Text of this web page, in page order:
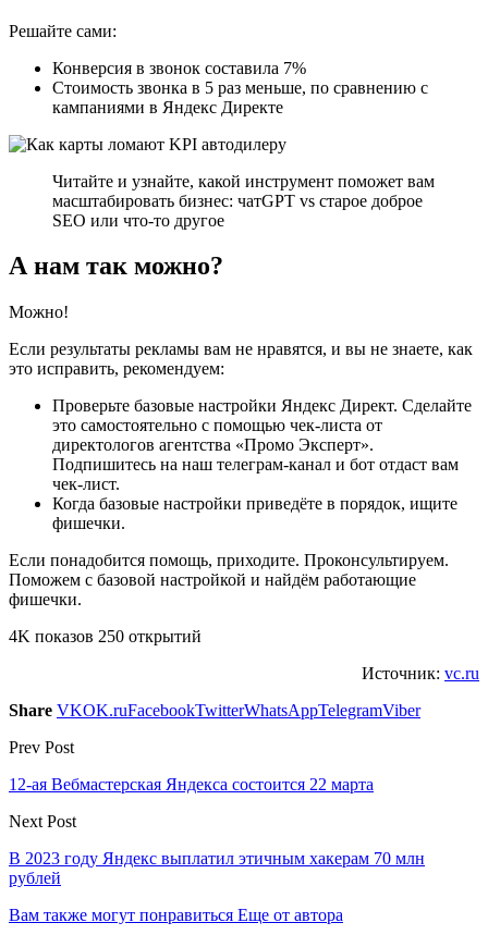
Решайте сами:
Конверсия в звонок составила 7%
Стоимость звонка в 5 раз меньше, по сравнению с
кампаниями в Яндекс Директе
Читайте и узнайте, какой инструмент поможет вам
масштабировать бизнес: чатGPT vs старое доброе
SEO или что-то другое
А нам так можно?
Можно!
Если результаты рекламы вам не нравятся, и вы не знаете, как
это исправить, рекомендуем:
Проверьте базовые настройки Яндекс Директ. Сделайте
это самостоятельно с помощью чек-листа от
директологов агентства «Промо Эксперт».
Подпишитесь на наш телеграм-канал и бот отдаст вам
чек-лист.
Когда базовые настройки приведёте в порядок, ищите
фишечки.
Если понадобится помощь, приходите. Проконсультируем.
Поможем с базовой настройкой и найдём работающие
фишечки.
4K показов 250 открытий
Источник: vc.ru
Share VKOK.ruFacebookTwitterWhatsAppTelegramViber
Prev Post
12-ая Вебмастерская Яндекса состоится 22 марта
Next Post
В 2023 году Яндекс выплатил этичным хакерам 70 млн
рублей
Вам также могут понравиться Еще от автора